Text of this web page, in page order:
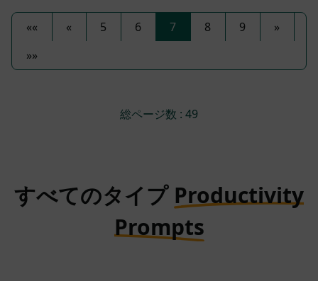
«« « 5 6 7 8 9
»
»»
総ページ数 : 49
すべてのタイプ Productivity
Prompts